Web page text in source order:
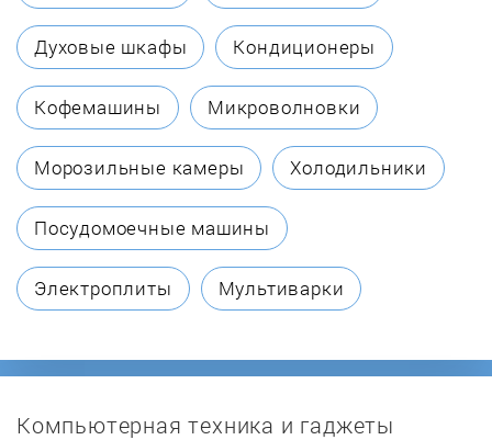
Духовые шкафы Кондиционеры
Кофемашины Микроволновки
Морозильные камеры Холодильники
Посудомоечные машины
Электроплиты Мультиварки
Компьютерная техника и гаджеты